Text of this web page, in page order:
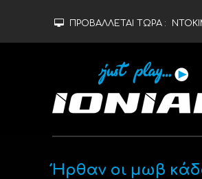
ΠΡΟΒΑΛΛΕΤΑΙ ΤΩΡΑ :
Ήρθαν οι μωβ